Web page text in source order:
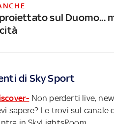
sul Duomo...
di Sky Sport
Non perderti live,
sapere? Le trovi sul canale